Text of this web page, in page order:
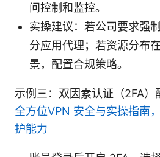
问控制和监控。
实操建议：若公司要求强
分应用代理；若资源分布
景，配置合规策略。
示例三：双因素认证（2FA）
全方位VPN 安全与实操指南
护能力